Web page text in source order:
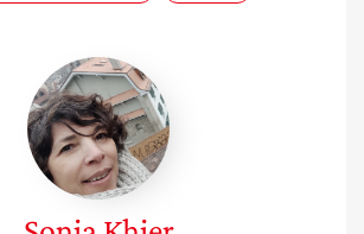
Sonia
Khier